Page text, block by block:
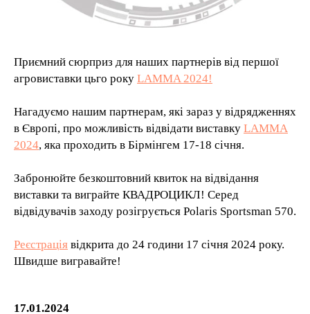
Приємний сюрприз для наших партнерів від першої
агровиставки цьго року LAMMA 2024!
Нагадуємо нашим партнерам, які зараз у відрядженнях
в Європі, про можливість відвідати виставку LAMMA
2024, яка проходить в Бірмінгем 17-18 січня.
Забронюйте безкоштовний квиток на відвідання
виставки та виграйте КВАДРОЦИКЛ! Серед
відвідувачів заходу розігрується Polaris Sportsman 570.
Реєстрація відкрита до 24 години 17 січня 2024 року.
Швидше вигравайте!
17.01.2024